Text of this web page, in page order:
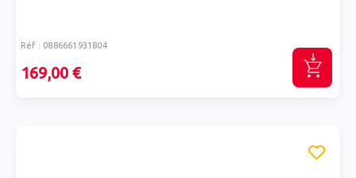
Réf : 0886661931804
169,00 €